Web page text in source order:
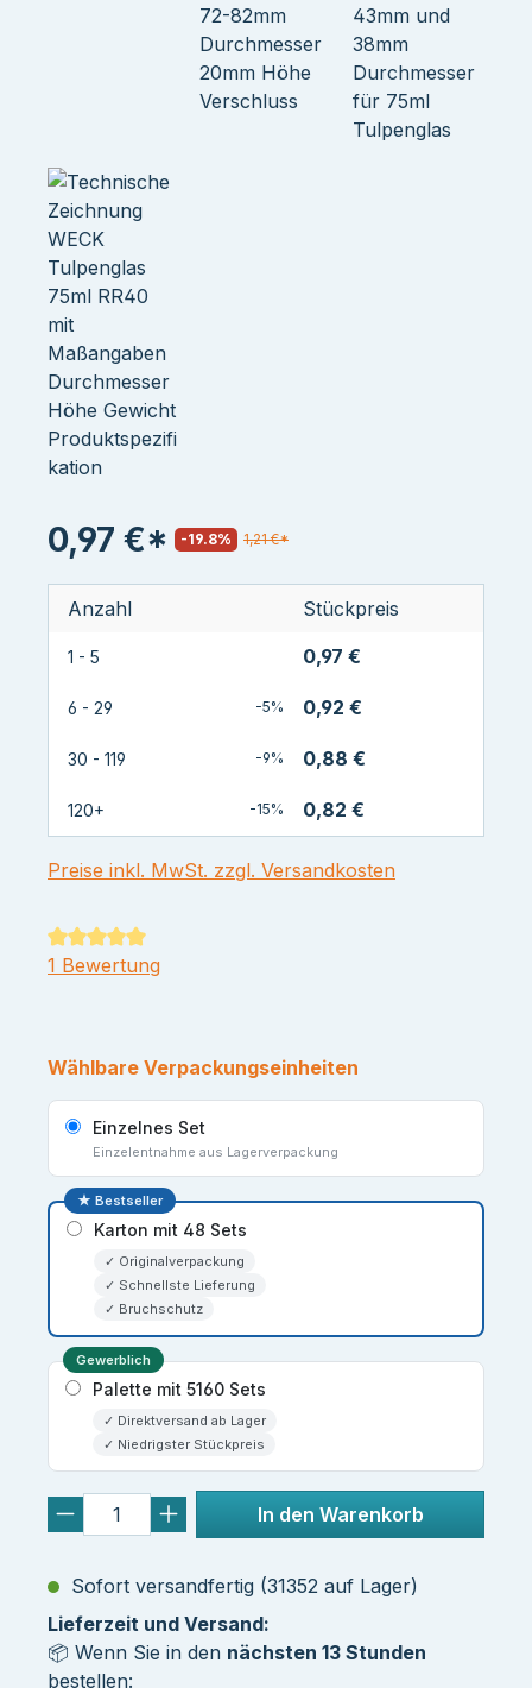
0,97 €* -19.8% 1,21 €*
Anzahl Stückpreis
1 - 5 0,97 €
6 - 29 -5% 0,92 €
30 - 119 -9% 0,88 €
120+ -15% 0,82 €
Preise inkl. MwSt. zzgl. Versandkosten
Durchschnittliche Bewertung von 5 von 5 Sternen
1 Bewertung
Wählbare Verpackungseinheiten
Einzelnes Set
Einzelentnahme aus Lagerverpackung
★ Bestseller
Karton mit 48 Sets
✓ Originalverpackung
✓ Schnellste Lieferung
✓ Bruchschutz
Gewerblich
Palette mit 5160 Sets
✓ Direktversand ab Lager
✓ Niedrigster Stückpreis
In den Warenkorb
Sofort versandfertig (31352 auf Lager)
Lieferzeit und Versand:
📦 Wenn Sie in den nächsten 13 Stunden
bestellen: